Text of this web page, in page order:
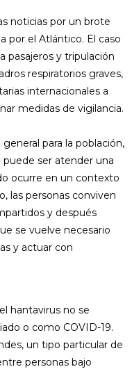
noticias por un brote
por el Atlántico. El caso
pasajeros y tripulación
respiratorios graves,
internacionales a
medidas de vigilancia.
para la población,
ser atender una
ocurre en un contexto
las personas conviven
y después
se vuelve necesario
y actuar con
hantavirus no se
o como COVID-19.
un tipo particular de
personas bajo